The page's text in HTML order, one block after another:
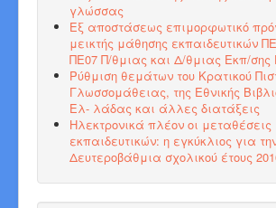
γλώσσας
Εξ αποστάσεως επιμορφωτικό
μεικτής μάθησης εκπαιδευτικών
ΠΕ07 Π/θμιας και Δ/θμιας Εκπ/σης
Ρύθμιση θεμάτων του Κρατικού
Γλωσσομάθειας, της Εθνικής
Ελ- λάδας και άλλες διατάξεις
Ηλεκτρονικά πλέον οι μεταθέσεις
εκπαιδευτικών: η εγκύκλιος για
Δευτεροβάθμια σχολικού έτους